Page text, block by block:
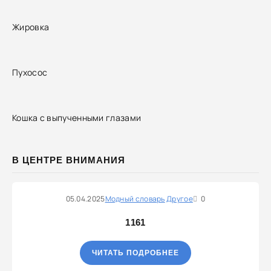
Жировка
Пухосос
Кошка с выпученными глазами
В ЦЕНТРЕ ВНИМАНИЯ
05.04.2025Модный словарьДругое 0
1161
ЧИТАТЬ ПОДРОБНЕЕ